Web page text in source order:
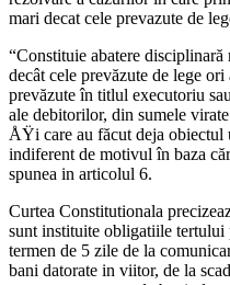
mari decat cele prevazute de
“Constituie abatere
decât cele prevăzute de lege
prevăzute în titlul executoriu
ale debitorilor, din sumele
ÅŸi care au făcut deja obiectul
indiferent de motivul în baza
spunea in articolul 6.
Curtea Constitutionala
sunt instituite obligatiile
termen de 5 zile de la
bani datorate in viitor, de la